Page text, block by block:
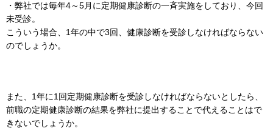
・弊社では毎年4～5月に定期健康診断の一斉実施をしており、今回
未受診。
こういう場合、1年の中で3回、健康診断を受診しなければならない
のでしょうか。
また、1年に1回定期健康診断を受診しなければならないとしたら、
前職の定期健康診断の結果を弊社に提出することで代えることはで
きないでしょうか。